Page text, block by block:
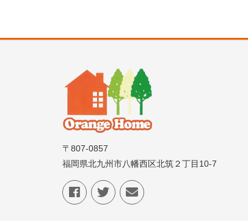
〒807-0857
福岡県北九州市八幡西区北筑２丁目10-7